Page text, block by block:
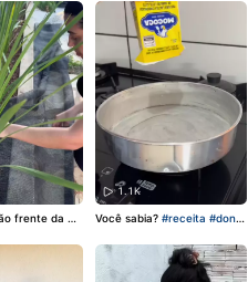
dade #fyp
frente da ca
1.1K
Você sabia? #receita #dona